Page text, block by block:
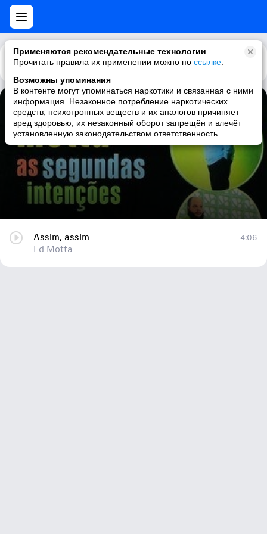
Применяются рекомендательные технологии
Прочитать правила их применении можно по ссылке
Возможны упоминания
В контенте могут упоминаться наркотики и связанная с ними
информация. Незаконное потребление наркотических
средств, психотропных веществ и их аналогов причиняет
вред здоровью, их незаконный оборот запрещён и влечёт
установленную законодательством ответственность
Каталог Рекомендации
Assim, assim
Ed Motta
Assim, assim
Ed Motta
4:06